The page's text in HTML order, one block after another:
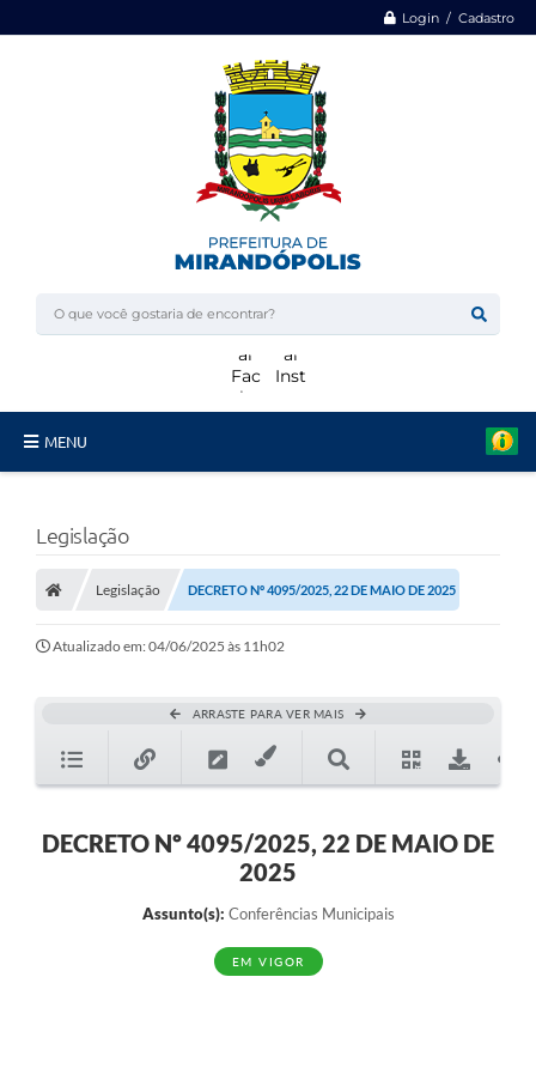
Login / Cadastro
MENU
Protocolo
Licitações
Transparência
Feriados e Datas Comemorativas
Legislação
Legislação DECRETO Nº 4095/2025, 22 DE MAIO DE 2025
Atualizado em: 04/06/2025 às 11h02
ARRASTE PARA VER MAIS
DECRETO Nº 4095/2025, 22 DE MAIO DE
2025
Assunto(s): Conferências Municipais
EM VIGOR